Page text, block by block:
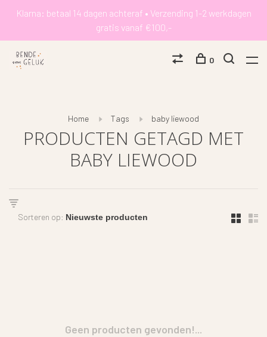
Klarna: betaal 14 dagen achteraf • Verzending 1-2 werkdagen
gratis vanaf €100,-
0
Home Tags baby liewood
PRODUCTEN GETAGD MET
BABY LIEWOOD
Sorteren op:
Geen producten gevonden!...